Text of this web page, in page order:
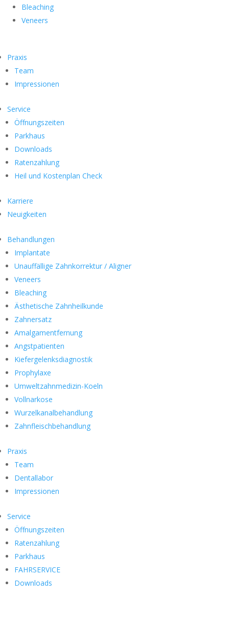
Bleaching
Veneers
Praxis
Team
Impressionen
Service
Öffnungszeiten
Parkhaus
Downloads
Ratenzahlung
Heil und Kostenplan Check
Karriere
Neuigkeiten
Behandlungen
Implantate
Unauffällige Zahnkorrektur / Aligner
Veneers
Bleaching
Ästhetische Zahnheilkunde
Zahnersatz
Amalgamentfernung
Angstpatienten
Kiefergelenksdiagnostik
Prophylaxe
Umweltzahnmedizin-Koeln
Vollnarkose
Wurzelkanalbehandlung
Zahnfleischbehandlung
Praxis
Team
Dentallabor
Impressionen
Service
Öffnungszeiten
Ratenzahlung
Parkhaus
FAHRSERVICE
Downloads